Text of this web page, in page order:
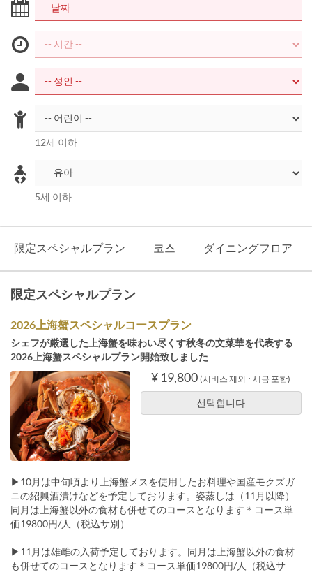
12세 이하
5세 이하
限定スペシャルプラン 코스 ダイニングフロア
限定スペシャルプラン
2026上海蟹スペシャルコースプラン
シェフが厳選した上海蟹を味わい尽くす秋冬の文菜華を代表する
2026上海蟹スペシャルプラン開始致しました
¥ 19,800 (서비스 제외 ･ 세금 포함)
선택합니다
▶︎10月は中旬頃より上海蟹メスを使用したお料理や国産モクズガ
ニの紹興酒漬けなどを予定しております。姿蒸しは（11月以降）
同月は上海蟹以外の食材も併せてのコースとなります＊コース単
価19800円/人（税込サ別）
▶︎11月は雄雌の入荷予定しております。同月は上海蟹以外の食材
も併せてのコースとなります＊コース単価19800円/人（税込サ